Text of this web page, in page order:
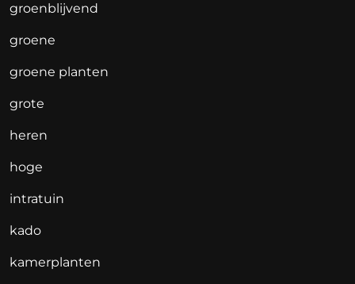
groenblijvend
groene
groene planten
grote
heren
hoge
intratuin
kado
kamerplanten